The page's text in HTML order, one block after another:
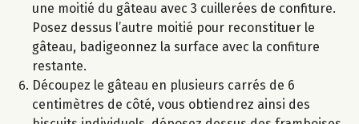
une moitié du gâteau avec 3 cuillerées de confiture.
Posez dessus l’autre moitié pour reconstituer le
gâteau, badigeonnez la surface avec la confiture
restante.
Découpez le gâteau en plusieurs carrés de 6
centimètres de côté, vous obtiendrez ainsi des